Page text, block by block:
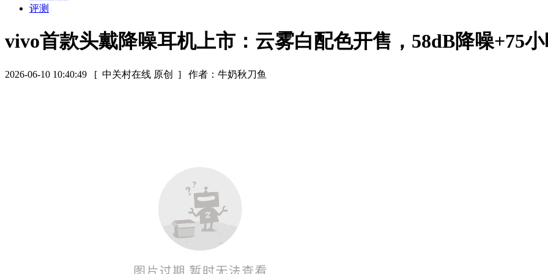
评测
vivo首款头戴降噪耳机上市：云雾白配色开售，58dB降噪+75
2026-06-10 10:40:49 [ 中关村在线 原创 ] 作者：牛奶秋刀鱼